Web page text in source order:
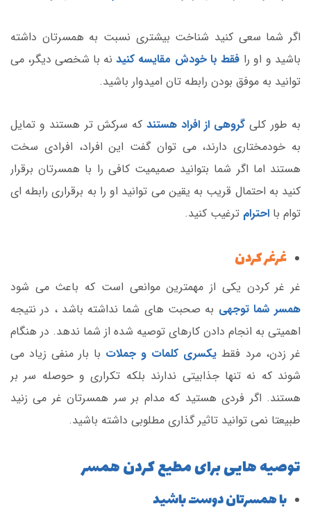
اگر شما سعی کنید شناخت بیشتری نسبت به همسرتان داشته
باشید و او را فقط با خودش مقایسه کنید نه با شخصی دیگر، می
توانید به موفق بودن رابطه تان امیدوار باشید.
به طور کلی گروهی از افراد هستند که سرکش تر هستند و تمایل
به خودمختاری دارند، می توان گفت این افراد، افرادی سخت
هستند اما اگر شما بتوانید صمیمیت کافی را با همسرتان برقرار
کنید به احتمال قریب به یقین می توانید او را به برقراری رابطه ای
توام با احترام ترغیب کنید.
غرغر کردن
غر غر کردن یکی از مهمترین موانعی است که باعث می شود
همسر شما توجهی به صحبت های شما نداشته باشد ، در نتیجه
اهمیتی به انجام دادن کارهای توصیه شده از شما ندهد. در هنگام
غر زدن، مرد فقط یکسری کلمات و جملات با بار منفی زیاد می
شوند که نه تنها جذابیتی ندارند بلکه تکراری و حوصله سر بر
هستند. اگر فردی هستید که مدام بر سر همسرتان غر می زنید
طبیعتا نمی توانید تاثیر گذاری مطلوبی داشته باشید.
توصیه هایی برای مطیع کردن همسر
با همسرتان دوست باشید